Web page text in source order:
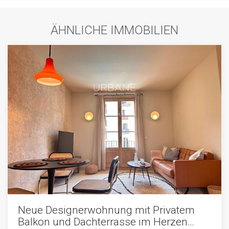
ÄHNLICHE IMMOBILIEN
Neue Designerwohnung mit Privatem
Balkon und Dachterrasse im Herzen